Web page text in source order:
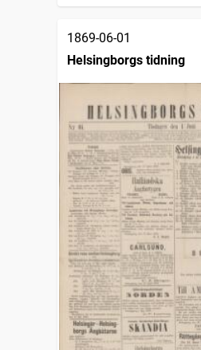
1869-06-01
Helsingborgs tidning